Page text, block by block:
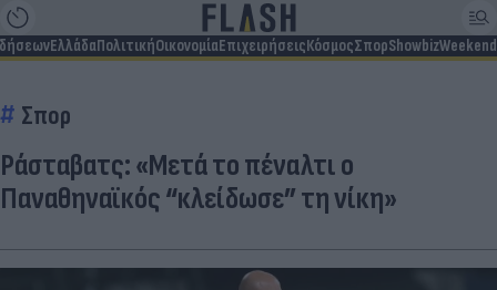
ΕλλάδαΠολιτικήΟικονομίαΕπιχειρήσειςΚόσμοςΣπορShowbizWeekend
Σπορ
Ράσταβατς: «Μετά το πέναλτι ο
Παναθηναϊκός “κλείδωσε” τη νίκη»